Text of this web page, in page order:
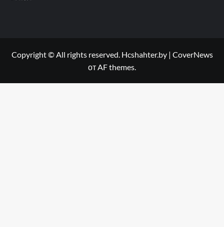
Copyright © All rights reserved. Hcshahter.by | CoverNews
от AF themes.